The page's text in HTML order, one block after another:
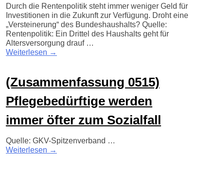
Durch die Rentenpolitik steht immer weniger Geld für
Investitionen in die Zukunft zur Verfügung. Droht eine
„Versteinerung“ des Bundeshaushalts? Quelle:
Rentenpolitik: Ein Drittel des Haushalts geht für
Altersversorgung drauf …
Weiterlesen →
(Zusammenfassung 0515)
Pflegebedürftige werden
immer öfter zum Sozialfall
Quelle: GKV-Spitzenverband …
Weiterlesen →